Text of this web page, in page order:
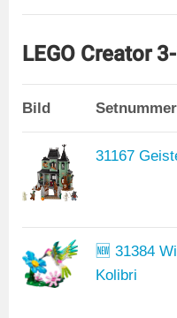
LEGO Creator
Bild
31167
🆕 31384
Kolibri